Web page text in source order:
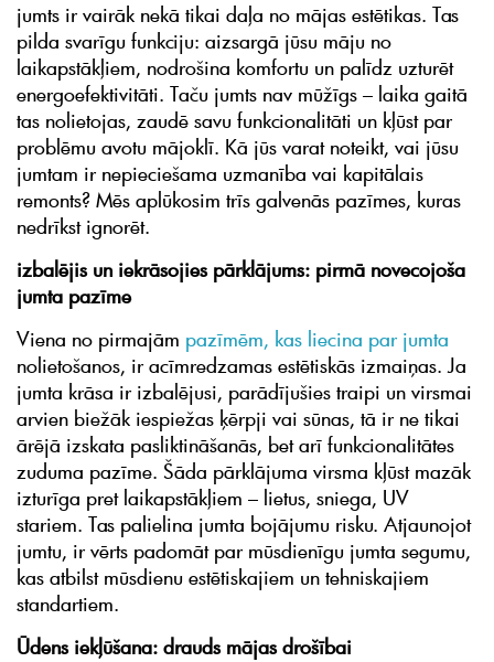
jumts ir vairāk nekā tikai daļa no mājas estētikas. Tas
pilda svarīgu funkciju: aizsargā jūsu māju no
laikapstākļiem, nodrošina komfortu un palīdz uzturēt
energoefektivitāti. Taču jumts nav mūžīgs – laika gaitā
tas nolietojas, zaudē savu funkcionalitāti un kļūst par
problēmu avotu mājoklī. Kā jūs varat noteikt, vai jūsu
jumtam ir nepieciešama uzmanība vai kapitālais
remonts? Mēs aplūkosim trīs galvenās pazīmes, kuras
nedrīkst ignorēt.
izbalējis un iekrāsojies pārklājums: pirmā novecojoša
jumta pazīme
Viena no pirmajām pazīmēm, kas liecina par jumta
nolietošanos, ir acīmredzamas estētiskās izmaiņas. Ja
jumta krāsa ir izbalējusi, parādījušies traipi un virsmai
arvien biežāk iespiežas ķērpji vai sūnas, tā ir ne tikai
ārējā izskata pasliktināšanās, bet arī funkcionalitātes
zuduma pazīme. Šāda pārklājuma virsma kļūst mazāk
izturīga pret laikapstākļiem – lietus, sniega, UV
stariem. Tas palielina jumta bojājumu risku. Atjaunojot
jumtu, ir vērts padomāt par mūsdienīgu jumta segumu,
kas atbilst mūsdienu estētiskajiem un tehniskajiem
standartiem.
Ūdens iekļūšana: drauds mājas drošībai